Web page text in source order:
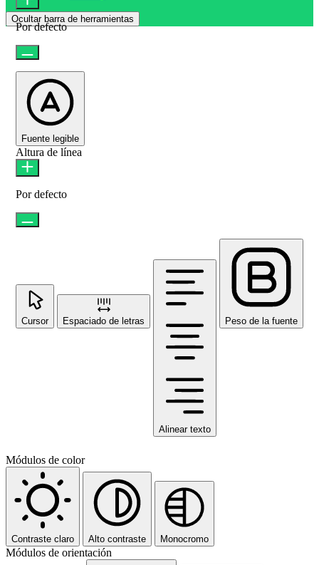
Ocultar barra de herramientas
Por defecto
Fuente legible
Altura de línea
Por defecto
Cursor Espaciado de letras
Alinear texto
Peso de la fuente
Módulos de color
Contraste claro Alto contraste Monocromo
Módulos de orientación